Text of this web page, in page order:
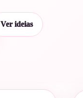
Ver ideias